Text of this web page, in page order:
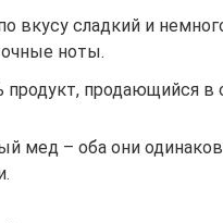
вкусу сладкий и
ноты.
продающийся в
мед – оба они